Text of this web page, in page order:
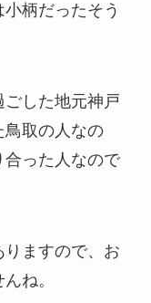
柄だったそう
した地元神戸
鳥取の人なの
合った人なので
ますので、お
ね。